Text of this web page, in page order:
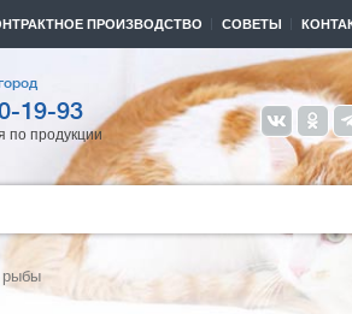
ПРОИЗВОДСТВО СОВЕТЫ
19-93
по продукции
рыбы